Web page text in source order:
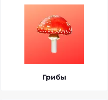
Грибы